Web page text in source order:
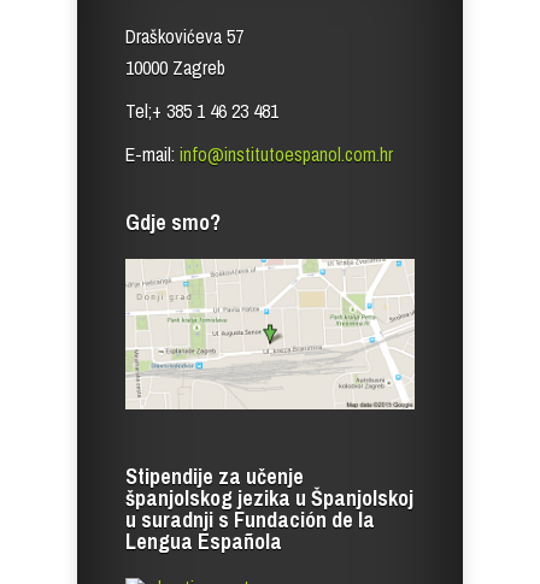
Draškovićeva 57
10000 Zagreb
Tel;+ 385 1 46 23 481
E-mail: info@institutoespanol.com.hr
Gdje smo?
Stipendije za učenje
španjolskog jezika u Španjolskoj
u suradnji s Fundación de la
Lengua Española